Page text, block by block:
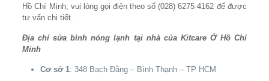
Hồ Chí Minh, vui lòng gọi điện theo số (028) 6275 4162‬ để được
tư vấn chi tiết.
Địa chỉ sửa bình nóng lạnh tại nhà của Kitcare Ở Hồ Chí
Minh
Cơ sở 1: 348 Bạch Đằng – Bình Thạnh – TP HCM